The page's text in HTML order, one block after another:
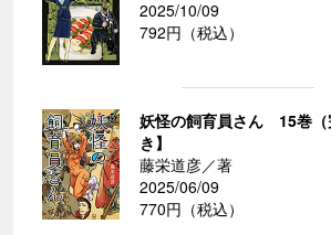
2025/10/09
792円（税込）
妖怪の飼育員さん 15巻（
き】
藤栄道彦／著
2025/06/09
770円（税込）